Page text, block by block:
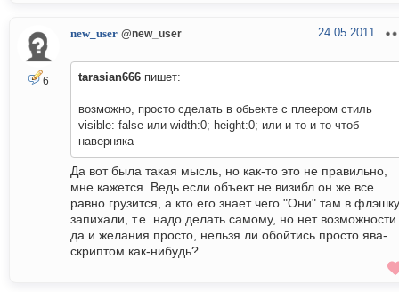
6
new_user @new_user 24.05.2011
tarasian666 пишет:
возможно, просто сделать в обьекте с плеером стиль
visible: false или width:0; height:0; или и то и то чтоб
наверняка
Да вот была такая мысль, но как-то это не правильно,
мне кажется. Ведь если объект не визибл он же все
равно грузится, а кто его знает чего "Они" там в флэшку
запихали, т.е. надо делать самому, но нет возможности
да и желания просто, нельзя ли обойтись просто ява-
скриптом как-нибудь?